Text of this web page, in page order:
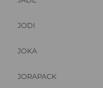
JODI
JOKA
JORAPACK